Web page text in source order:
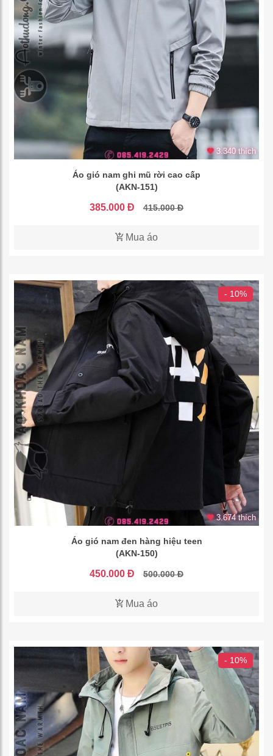
3.340 thích
Áo gió nam ghi mũ rời cao cấp
(AKN-151)
385.000 Đ 415.000 Đ
Mua áo
- 10%
3.674 thích
Áo gió nam đen hàng hiệu teen
(AKN-150)
450.000 Đ 500.000 Đ
Mua áo
- 10%